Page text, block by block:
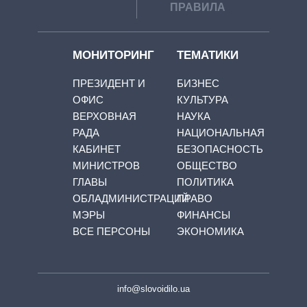
ПРАВИЛА
МОНИТОРИНГ
ПРЕЗИДЕНТ И
ОФИС
ВЕРХОВНАЯ
РАДА
КАБИНЕТ
МИНИСТРОВ
ГЛАВЫ
ОБЛАДМИНИСТРАЦИЙ
МЭРЫ
ВСЕ ПЕРСОНЫ
ТЕМАТИКИ
БИЗНЕС
КУЛЬТУРА
НАУКА
НАЦИОНАЛЬНАЯ
БЕЗОПАСНОСТЬ
ОБЩЕСТВО
ПОЛИТИКА
ПРАВО
ФИНАНСЫ
ЭКОНОМИКА
info@slovoidilo.ua